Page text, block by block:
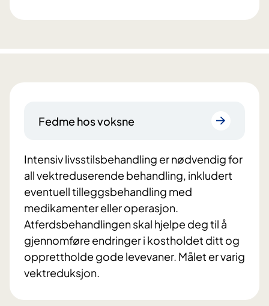
Fedme hos voksne
Intensiv livsstilsbehandling er nødvendig for
all vektreduserende behandling, inkludert
eventuell tilleggsbehandling med
medikamenter eller operasjon.
Atferdsbehandlingen skal hjelpe deg til å
gjennomføre endringer i kostholdet ditt og
opprettholde gode levevaner. Målet er varig
vektreduksjon.